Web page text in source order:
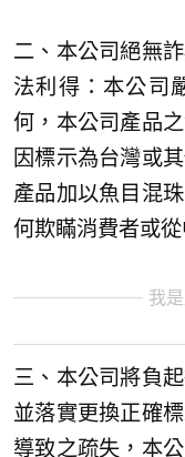
二、本公司絕無
法利得：本公司
何，本公司產品
因標示為台灣或
產品加以魚目混
何欺瞞消費者或
我
三、本公司將負
並落實更換正確
導致之疏失，本